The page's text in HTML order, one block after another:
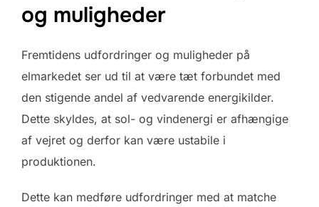
og muligheder
Fremtidens udfordringer og muligheder på
elmarkedet ser ud til at være tæt forbundet med
den stigende andel af vedvarende energikilder.
Dette skyldes, at sol- og vindenergi er afhængige
af vejret og derfor kan være ustabile i
produktionen.
Dette kan medføre udfordringer med at matche